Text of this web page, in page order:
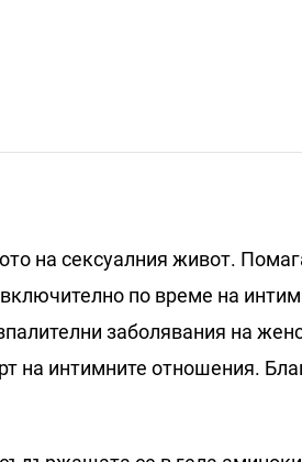
на сексуалния живот.
по време на
заболявания на
на интимните отношения.